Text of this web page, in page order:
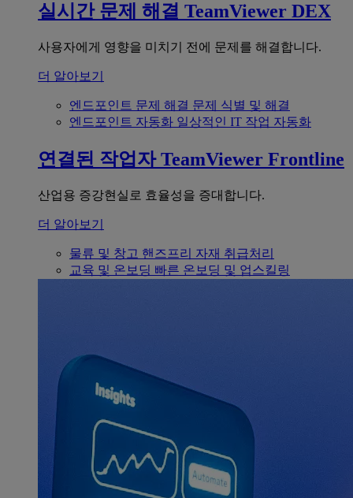
실시간 문제 해결 TeamViewer DEX
사용자에게 영향을 미치기 전에 문제를 해결합니다.
더 알아보기
엔드포인트 문제 해결 문제 식별 및 해결
엔드포인트 자동화 일상적인 IT 작업 자동화
연결된 작업자 TeamViewer Frontline
산업용 증강현실로 효율성을 증대합니다.
더 알아보기
물류 및 창고 핸즈프리 자재 취급처리
교육 및 온보딩 빠른 온보딩 및 업스킬링